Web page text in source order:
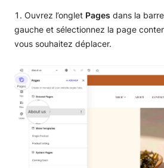
Ouvrez l’onglet Pages dans la
gauche et sélectionnez la page
vous souhaitez déplacer.